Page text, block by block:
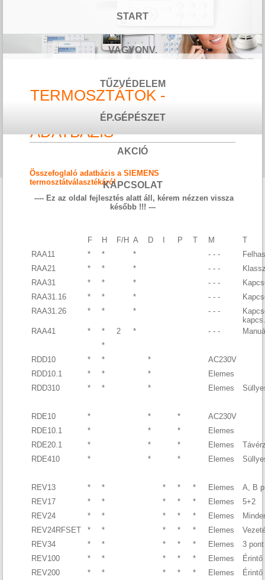
START
VAGYONV.
TŰZVÉDELEM
ÉP.GÉPÉSZET
AKCIÓ
KAPCSOLAT
TERMOSZTÁTOK -
ÖSSZEFOGLALÓ
ADATBÁZIS
Összefoglaló adatbázis a SIEMENS
termosztátválasztékáról
---- Ez az oldal fejlesztés alatt áll, kérem nézzen vissza
később !!! ---
F H F/H A D P T M
T
RAA11
* * * - - -
RAA21
* * * - - -
RAA31
* * * - - -
RAA31.16
* * * - - -
RAA31.26
* * * - - -
RAA41
* * 2 * - - -
*
RDD10
* * *
AC230V
RDD10.1
* * *
Elemes
RDD310
* * * Elemes
RDE10 * * *
AC230V
RDE10.1
* * *
Elemes
RDE20.1
* * * Elemes
RDE410
* * * Elemes
REV13 * * * * * Elemes
A, B
REV17
* * * * * Elemes
5+2
REV24
* * * * * Elemes
REV24RFSET
* * * * * Elemes
REV34
* * * * * Elemes
3
REV100
* * * * * Elemes
REV200
* * * * * Elemes